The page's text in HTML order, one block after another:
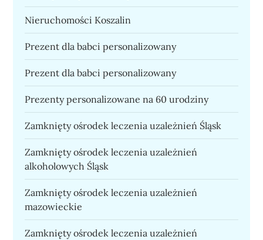
Nieruchomości Koszalin
Prezent dla babci personalizowany
Prezent dla babci personalizowany
Prezenty personalizowane na 60 urodziny
Zamknięty ośrodek leczenia uzależnień Śląsk
Zamknięty ośrodek leczenia uzależnień
alkoholowych Śląsk
Zamknięty ośrodek leczenia uzależnień
mazowieckie
Zamknięty ośrodek leczenia uzależnień